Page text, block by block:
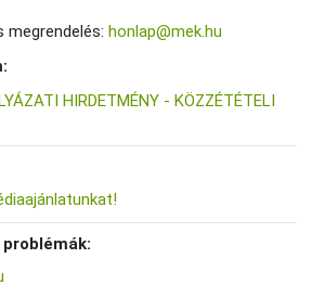
megrendelés: honlap@mek.hu
HIRDETMÉNY - KÖZZÉTÉTELI